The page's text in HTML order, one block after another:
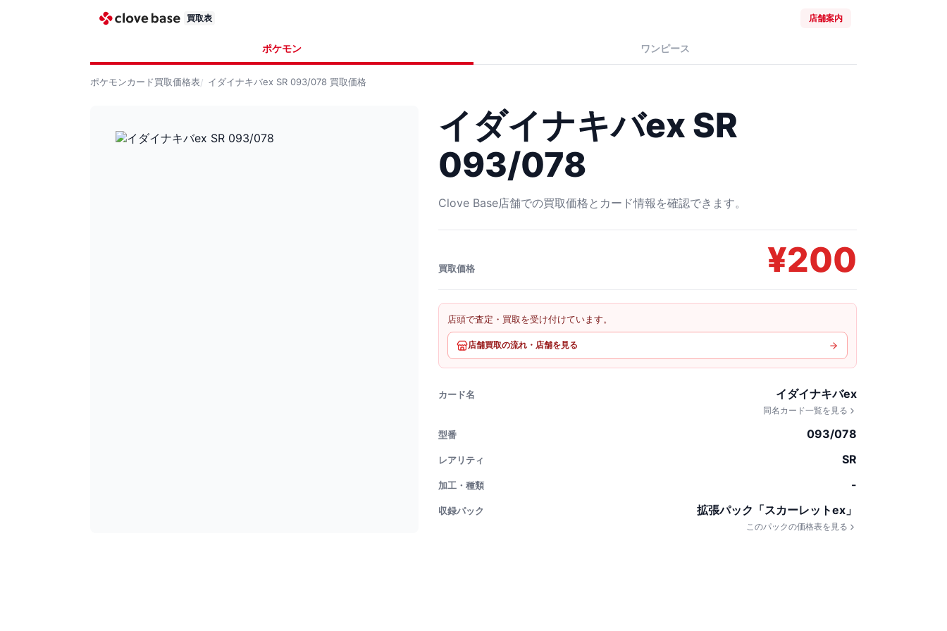
買取表 店舗案内
ポケモン ワンピース
ポケモンカード買取価格表 イダイナキバex SR 093/078 買取価格
イダイナキバex SR
093/078
Clove Base店舗での買取価格とカード情報を確認できます。
買取価格 ¥200
店頭で査定・買取を受け付けています。
店舗買取の流れ・店舗を見る
カード名 イダイナキバex
同名カード一覧を見る
型番 093/078
レアリティ SR
加工・種類 -
収録パック 拡張パック「スカーレットex」
このパックの価格表を見る